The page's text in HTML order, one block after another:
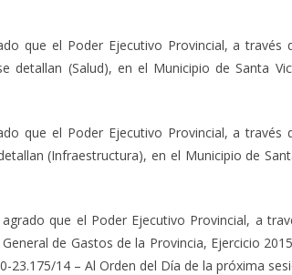
que el Poder Ejecutivo Provincial, a través
(Salud), en el Municipio de Santa
que el Poder Ejecutivo Provincial, a través
(Infraestructura), en el Municipio de
que el Poder Ejecutivo Provincial, a
de Gastos de la Provincia, Ejercicio
23.175/14 – Al Orden del Día de la próxima